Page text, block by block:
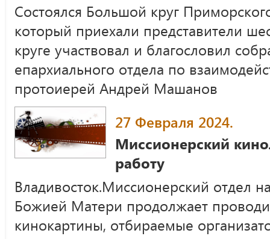
Состоялся Большой круг
который приехали представители
круге участвовал и благословил
епархиального отдела по
протоиерей Андрей Машанов
27 Февраля 2024.
Миссионерский
работу
Владивосток.Миссионерский отдел
Божией Матери продолжает
кинокартины, отбираемые